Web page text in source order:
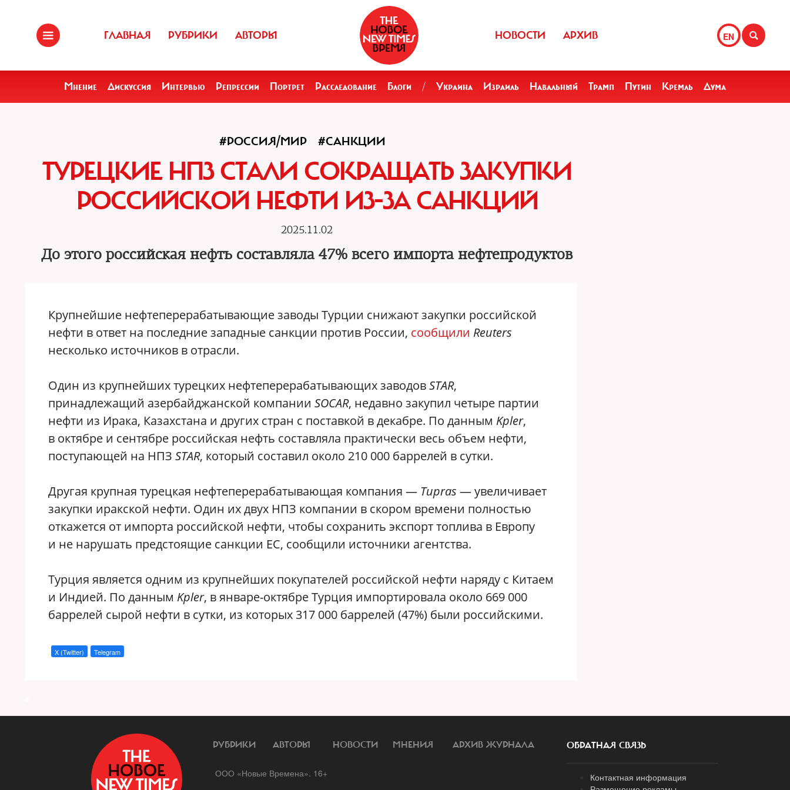
ГЛАВНАЯ РУБРИКИ АВТОРЫ EN
НОВОСТИ АРХИВ
Мнение Дискуссия Интервью Репрессии Портрет Расследование Блоги / Украина Израиль Навальный Трамп Путин Кремль Дума
#РОССИЯ/МИР #САНКЦИИ
ТУРЕЦКИЕ НПЗ СТАЛИ СОКРАЩАТЬ ЗАКУПКИ
РОССИЙСКОЙ НЕФТИ ИЗ-ЗА САНКЦИЙ
2025.11.02
До этого российская нефть составляла 47% всего импорта нефтепродуктов
Крупнейшие нефтеперерабатывающие заводы Турции снижают закупки российской
нефти в ответ на последние западные санкции против России, сообщили Reuters
несколько источников в отрасли.
Один из крупнейших турецких нефтеперерабатывающих заводовSTAR,
принадлежащий азербайджанской компании SOCAR, недавно закупил четыре партии
нефти из Ирака, Казахстана и других стран с поставкой в декабре. По данным Kpler,
в октябре и сентябре российская нефть составляла практически весь объем нефти,
поступающей на НПЗ STAR, который составил около 210 000 баррелей в сутки.
Другая крупная турецкая нефтеперерабатывающая компания — Tupras — увеличивает
закупки иракской нефти. Один их двух НПЗ компании в скором времени полностью
откажется от импорта российской нефти, чтобы сохранить экспорт топлива в Европу
и не нарушать предстоящие санкции ЕС, сообщили источники агентства.
Турция является одним из крупнейших покупателей российской нефти наряду с Китаем
и Индией. По данным Kpler, в январе-октябре Турция импортировала около 669 000
баррелей сырой нефти в сутки, из которых 317 000 баррелей (47%) были российскими.
X (Twitter) Telegram
РУБРИКИ АВТОРЫ НОВОСТИ МНЕНИЯ АРХИВ ЖУРНАЛА
ООО «Новые Времена». 16+
ОБРАТНАЯ СВЯЗЬ
Контактная информация